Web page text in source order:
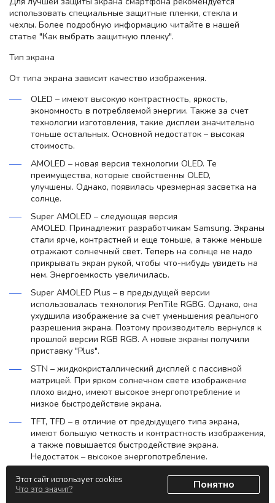
использовать специальные защитные пленки, стекла и
чехлы. Более подробную информацию читайте в нашей
статье "Как выбрать защитную пленку".
Тип экрана
От типа экрана зависит качество изображения.
OLED – имеют высокую контрастность, яркость,
экономность в потребляемой энергии. Также за счет
технологии изготовления, такие дисплеи значительно
тоньше остальных. Основной недостаток – высокая
стоимость.
AMOLED – новая версия технологии OLED. Те
преимущества, которые свойственны OLED,
улучшены. Однако, появилась чрезмерная засветка на
солнце.
Super AMOLED – следующая версия
AMOLED. Принадлежит разработчикам Samsung. Экраны
стали ярче, контрастней и еще тоньше, а также меньше
отражают солнечный свет. Теперь на солнце не надо
прикрывать экран рукой, чтобы что-нибудь увидеть на
нем. Энергоемкость увеличилась.
Super AMOLED Plus – в предыдущей версии
использовалась технология PenTile RGBG. Однако, она
ухудшила изображение за счет уменьшения реального
разрешения экрана. Поэтому производитель вернулся к
прошлой версии RGB RGB. А новые экраны получили
приставку "Plus".
STN – жидкокристаллический дисплей с пассивной
матрицей. При ярком солнечном свете изображение
плохо видно, имеют высокое энергопотребление и
низкое быстродействие экрана.
TFT, TFD – в отличие от предыдущего типа экрана,
имеют большую четкость и контрастность изображения,
а также повышается быстродействие экрана.
Недостаток – высокое энергопотребление.
TFT TMR – позволяют получить яркое и контрастное
изображение как на улице, даже при ярком солнце, так
и в темном помещении. Также в этой разновидности
Этот сайт использует cookies
Что это значит?
Понятно